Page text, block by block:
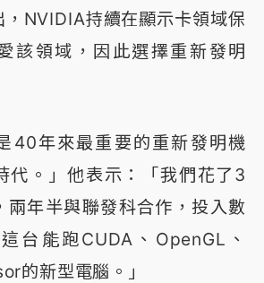
，NVIDIA持續在顯示卡領域保
該領域，因此選擇重新發明
40年來最重要的重新發明機
代。」他表示：「我們花了3
兩年半與聯發科合作，投入數
台能跑CUDA、OpenGL、
的新型電腦。」